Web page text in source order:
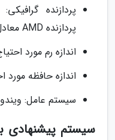
پردازنده AMD معادل
اندازه رم مورد احتیاج: 8
اندازه حافظه مورد احتیاج:
سیستم عامل: ویندوز
سیستم پیشنهادی